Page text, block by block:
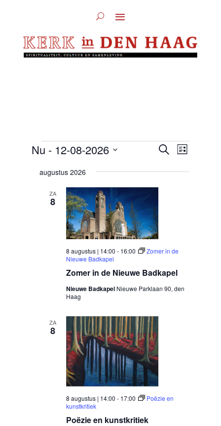
Evenementen
en
weergeven
Zoeken
Lijst
Nu - 12-08-2026
datum.
augustus 2026
ZA
8
Zomer in de Nieuwe Badkapel
8 augustus | 14:00 - 16:00
Zomer in de
Nieuwe Badkapel
Nieuwe Badkapel Nieuwe Parklaan 90, den
Haag
ZA
8
Poëzie en kunstkritiek
8 augustus | 14:00 - 17:00
Poëzie en
kunstkritiek